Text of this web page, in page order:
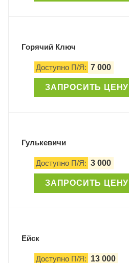
Горячий Ключ
Доступно П/Я: 7 000
ЗАПРОСИТЬ ЦЕНУ
Гулькевичи
Доступно П/Я: 3 000
ЗАПРОСИТЬ ЦЕНУ
Ейск
Доступно П/Я: 13 000